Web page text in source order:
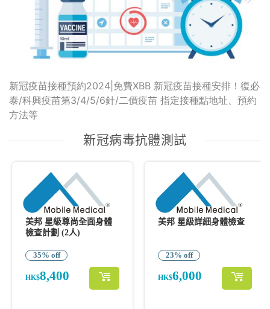
新冠疫苗接種預約2024|免費XBB 新冠疫苗接種安排！復必
泰/科興疫苗第3/4/5/6針/二價疫苗 指定接種點地址、預約
方法等